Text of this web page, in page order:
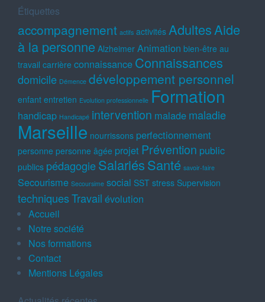
Étiquettes
accompagnement actifs activités AdultesAide
à la personne Alzheimer Animation bien-être au
travail carrière connaissance Connaissances
domicile Démence développement personnel
enfant entretien Evolution professionnelle Formation
handicap Handicapé intervention malade maladie
Marseille nourrissons perfectionnement
personne personne âgée projet Prévention public
publics pédagogieSalariésSanté savoir-faire
Secourisme Secoursime social SST stress Supervision
techniquesTravail évolution
Accueil
Notre société
Nos formations
Contact
Mentions Légales